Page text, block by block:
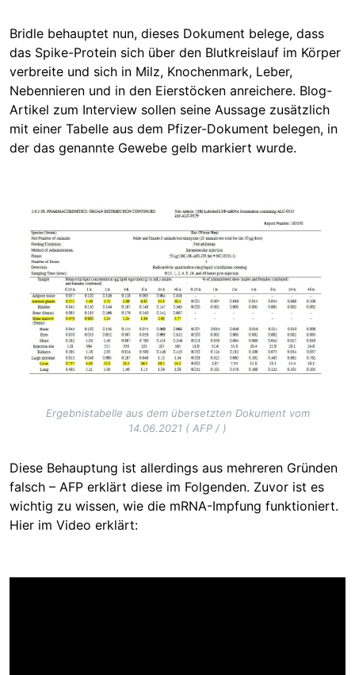
Bridle behauptet nun, dieses Dokument belege, dass
das Spike-Protein sich über den Blutkreislauf im Körper
verbreite und sich in Milz, Knochenmark, Leber,
Nebennieren und in den Eierstöcken anreichere. Blog-
Artikel zum Interview sollen seine Aussage zusätzlich
mit einer Tabelle aus dem Pfizer-Dokument belegen, in
der das genannte Gewebe gelb markiert wurde.
Image
Ergebnistabelle aus dem übersetzten Dokument vom
14.06.2021 ( AFP / )
Diese Behauptung ist allerdings aus mehreren Gründen
falsch – AFP erklärt diese im Folgenden. Zuvor ist es
wichtig zu wissen, wie die mRNA-Impfung funktioniert.
Hier im Video erklärt: